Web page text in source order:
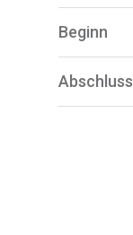
Beginn
Abschluss